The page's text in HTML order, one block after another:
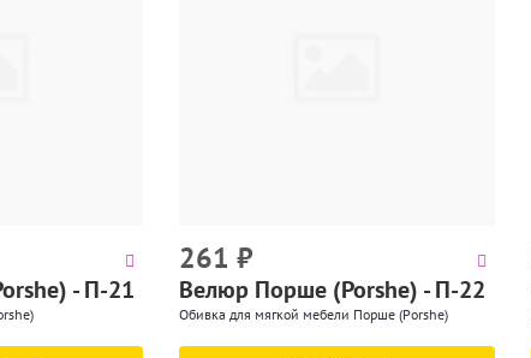
- П-21
261 ₽
Велюр Порше (Porshe) - П-22
Обивка для мягкой мебели Порше (Porshe)